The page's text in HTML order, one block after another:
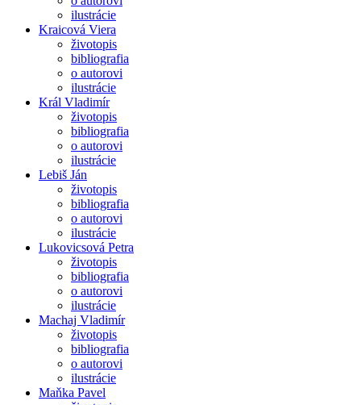
ilustrácie
Kraicová Viera
životopis
bibliografia
o autorovi
ilustrácie
Král Vladimír
životopis
bibliografia
o autorovi
ilustrácie
Lebiš Ján
životopis
bibliografia
o autorovi
ilustrácie
Lukovicsová Petra
životopis
bibliografia
o autorovi
ilustrácie
Machaj Vladimír
životopis
bibliografia
o autorovi
ilustrácie
Maňka Pavel